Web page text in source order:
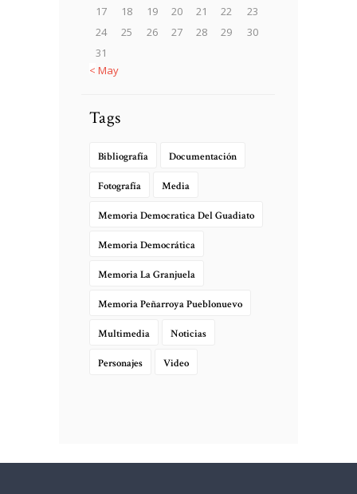
17
18 19 20 21 22
23
24
25 26 27 28 29
30
31
« May
Tags
Bibliografía Documentación
Fotografía Media
Memoria Democratica Del Guadiato
Memoria Democrática
Memoria La Granjuela
Memoria Peñarroya Pueblonuevo
Multimedia Noticias
Personajes Video